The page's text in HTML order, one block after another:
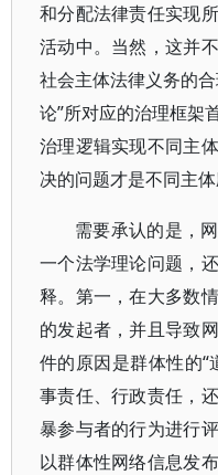
和分配法律责任实现
活动中。当然，这并
社会主体法律义务的
论”所对应的治理框架
治理逻辑实现不同主
决的问题才是不同主体
需要承认的是，
一个法学理论问题，
释。第一，在大多数
的发起者，并且导致
件的原因是群体性的“
事责任、行政责任，
暴参与者的行为进行
以群体性网络信息发